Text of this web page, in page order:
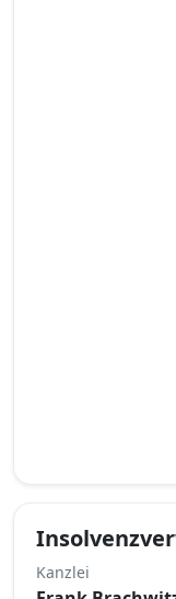
Kanzlei